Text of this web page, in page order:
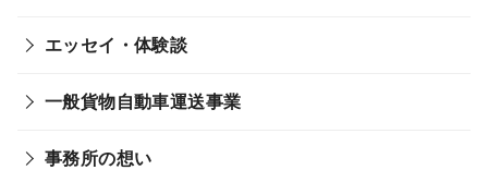
エッセイ・体験談
一般貨物自動車運送事業
事務所の想い